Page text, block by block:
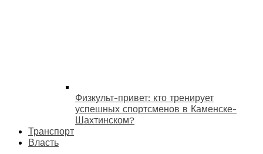
Физкульт-привет: кто тренирует
успешных спортсменов в Каменске-
Шахтинском?
Транспорт
Власть